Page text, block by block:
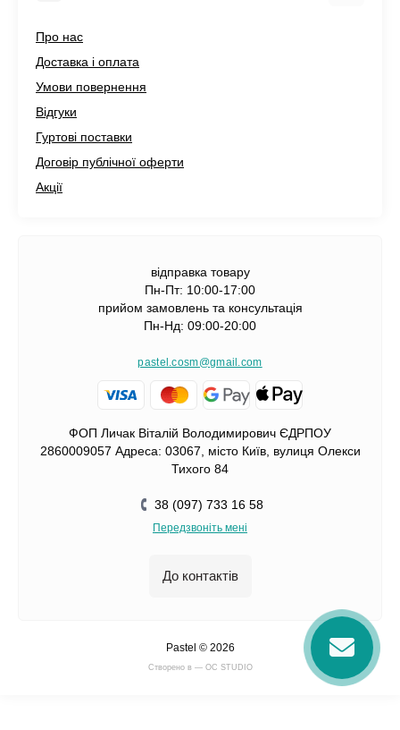
Про нас
Доставка і оплата
Умови повернення
Відгуки
Гуртові поставки
Договір публічної оферти
Акції
відправка товару
Пн-Пт: 10:00-17:00
прийом замовлень та консультація
Пн-Нд: 09:00-20:00
pastel.cosm@gmail.com
ФОП Личак Віталій Володимирович ЄДРПОУ
2860009057 Адреса: 03067, місто Київ, вулиця Олекси
Тихого 84
38 (097) 733 16 58
Передзвоніть мені
До контактів
Pastel © 2026
Cтворено в — OC STUDIO